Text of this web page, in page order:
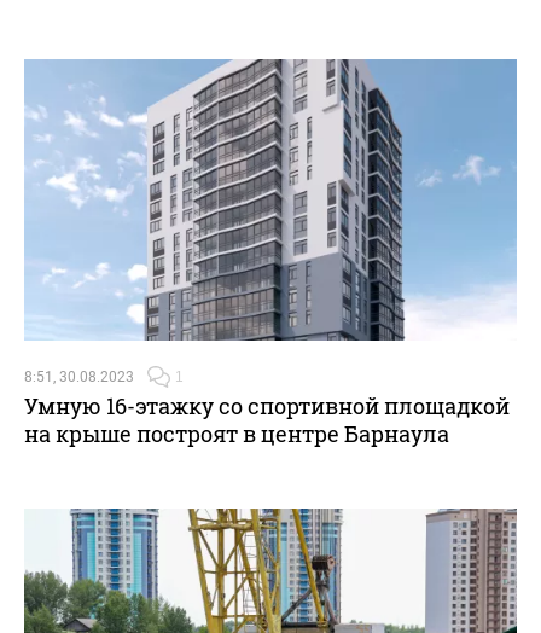
8:51, 30.08.2023 1
Умную 16-этажку со спортивной площадкой
на крыше построят в центре Барнаула